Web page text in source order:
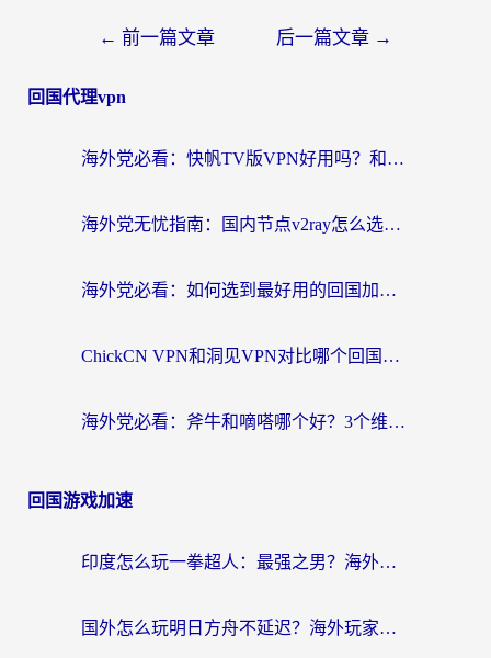
← 前一篇文章 后一篇文章 →
回国代理vpn
海外党必看：快帆TV版VPN好用吗？和快游VPN对比哪个回国效果更好？附实用避坑指南
海外党无忧指南：国内节点v2ray怎么选？一键回国VPN+多场景实测帮你避坑
海外党必看：如何选到最好用的回国加速器？从节点到售后的全维度指南
ChickCN VPN和洞见VPN对比哪个回国效果更好？海外党亲测3款加速器+避坑指南
海外党必看：斧牛和嘀嗒哪个好？3个维度教你选对回国加速器
回国游戏加速
印度怎么玩一拳超人：最强之男？海外党国服游戏加速避坑指南
国外怎么玩明日方舟不延迟？海外玩家国服游戏加速终极指南（附DNF梦幻诛仙解决方案）